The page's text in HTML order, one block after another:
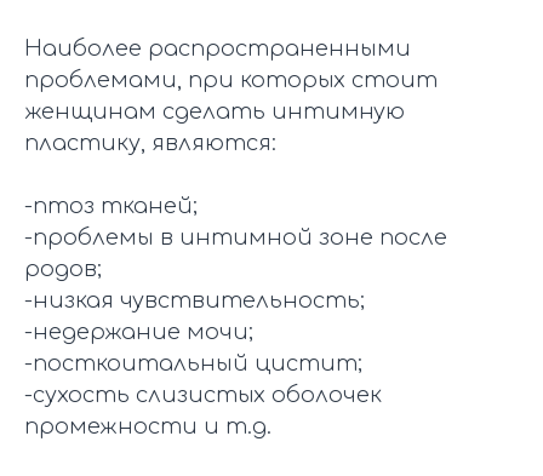
Наиболее распространенными
проблемами, при которых стоит
женщинам сделать интимную
пластику, являются:
-птоз тканей;
-проблемы в интимной зоне после
родов;
-низкая чувствительность;
-недержание мочи;
-посткоитальный цистит;
-сухость слизистых оболочек
промежности и т.д.